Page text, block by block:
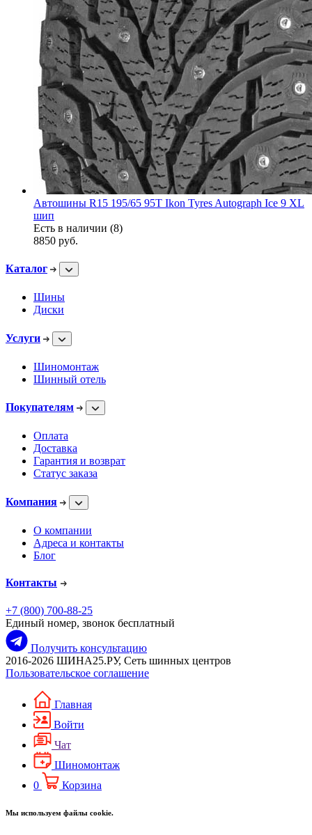
Автошины R15 195/65 95T Ikon Tyres Autograph Ice 9 XL
шип
Есть в наличии (8)
8850 руб.
Каталог
Шины
Диски
Услуги
Шиномонтаж
Шинный отель
Покупателям
Оплата
Доставка
Гарантия и возврат
Статус заказа
Компания
О компании
Адреса и контакты
Блог
Контакты
+7 (800) 700-88-25
Единый номер, звонок бесплатный
Получить консультацию
2016-2026 ШИНА25.РУ, Сеть шинных центров
Пользовательское соглашение
Главная
Войти
Чат
Шиномонтаж
0
Корзина
Мы используем файлы cookie.